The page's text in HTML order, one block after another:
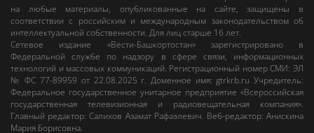
на любые материалы, опубликованные на сайте, защищены в
соответствии с российским и международным законодательством об
интеллектуальной собственности. Для лиц старше 16 лет.
Сетевое издание «Вести-Башкортостан»зарегистрировано в
Федеральной службе по надзору в сфере связи, информационных
технологий и массовых коммуникаций. Регистрационный номер СМИ: ЭЛ
№ ФС 77-89959 от 22.08.2025 г. Доменное имя:gtrkrb.ru Учредитель:
Федеральное государственное унитарное предприятие «Всероссийская
государственная телевизионная и радиовещательная компания».
Главный редактор:Салихов Азамат Рафаэлевич. Веб-редактор:Анискина
Мария Борисовна.